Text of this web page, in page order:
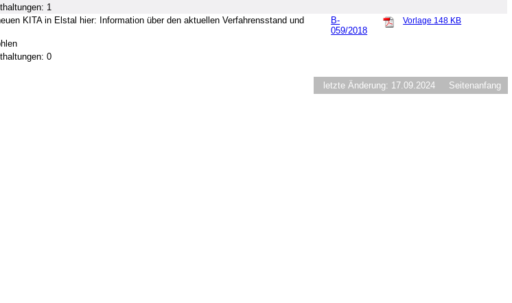
1
KITA in Elstal hier: Information über den aktuellen Verfahrensstand und
B-
059/2018
Vorlage 148 KB
0
letzte Änderung: 17.09.2024 Seitenanfang